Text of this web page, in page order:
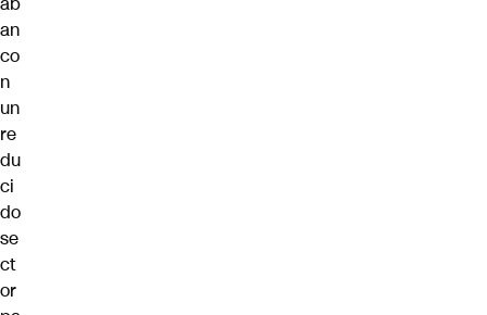
an
co
n
un
re
du
ci
do
se
ct
or